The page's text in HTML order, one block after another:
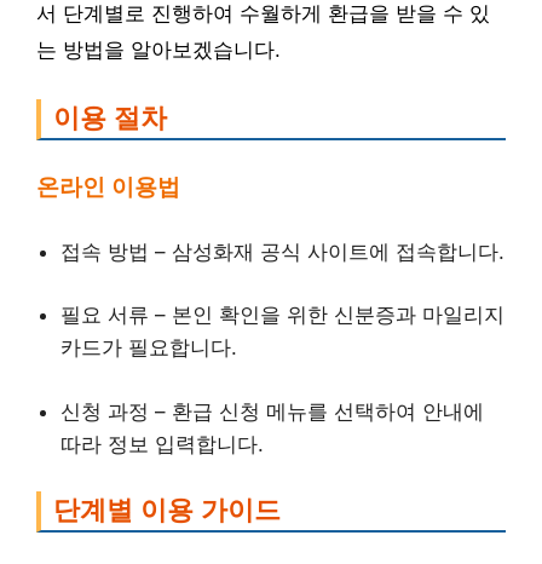
서 단계별로 진행하여 수월하게 환급을 받을 수 있
는 방법을 알아보겠습니다.
이용 절차
온라인 이용법
접속 방법 – 삼성화재 공식 사이트에 접속합니다.
필요 서류 – 본인 확인을 위한 신분증과 마일리지
카드가 필요합니다.
신청 과정 – 환급 신청 메뉴를 선택하여 안내에
따라 정보 입력합니다.
단계별 이용 가이드